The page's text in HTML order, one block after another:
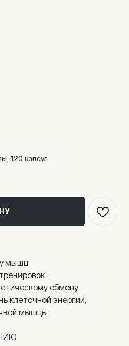
120 капсул
мышц
обмену
клеточной энергии,
мышцы